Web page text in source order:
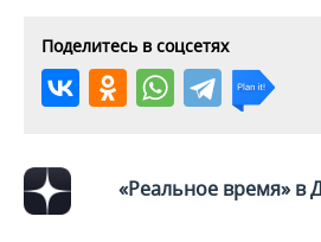
ВОДНЫЕ ВИДЫ СПОРТА
ХОККЕЙ С МЯЧОМ
ОБРАЗОВАНИЕ
ПРОИСШЕСТВИЯ
Поделитесь в соцсетях
«Реальное время» в